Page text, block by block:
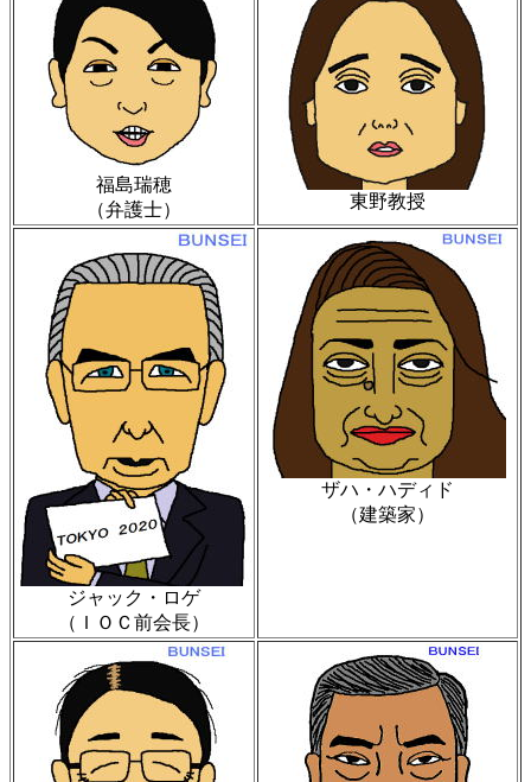
福島瑞穂
（弁護士）
東野教授
ジャック・ロゲ
（ＩＯＣ前会長）
ザハ・ハディド
（建築家）